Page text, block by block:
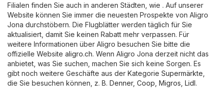
Filialen finden Sie auch in anderen Städten, wie . Auf unserer
Website können Sie immer die neuesten Prospekte von Aligro
Jona durchstöbern. Die Flugblätter werden täglich für Sie
aktualisiert, damit Sie keinen Rabatt mehr verpassen. Für
weitere Informationen über Aligro besuchen Sie bitte die
offizielle Website aligro.ch. Wenn Aligro Jona derzeit nicht das
anbietet, was Sie suchen, machen Sie sich keine Sorgen. Es
gibt noch weitere Geschäfte aus der Kategorie Supermärkte
die Sie besuchen können, z. B. Denner, Coop Migros Lidl.